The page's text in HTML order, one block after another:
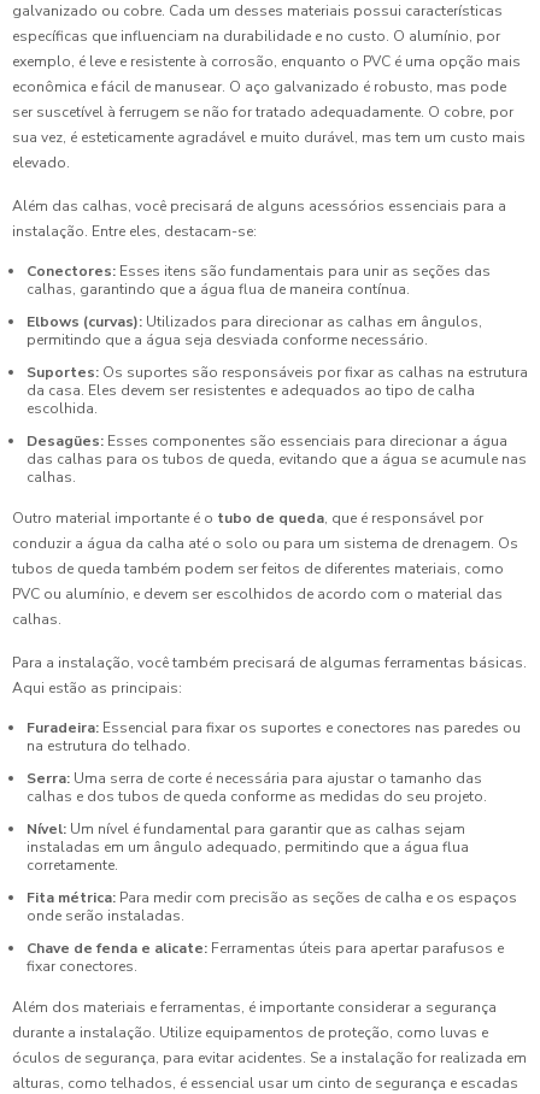
galvanizado ou cobre. Cada um desses materiais possui características
específicas que influenciam na durabilidade e no custo. O alumínio, por
exemplo, é leve e resistente à corrosão, enquanto o PVC é uma opção mais
econômica e fácil de manusear. O aço galvanizado é robusto, mas pode
ser suscetível à ferrugem se não for tratado adequadamente. O cobre, por
sua vez, é esteticamente agradável e muito durável, mas tem um custo mais
elevado.
Além das calhas, você precisará de alguns acessórios essenciais para a
instalação. Entre eles, destacam-se:
Conectores: Esses itens são fundamentais para unir as seções das
calhas, garantindo que a água flua de maneira contínua.
Elbows (curvas): Utilizados para direcionar as calhas em ângulos,
permitindo que a água seja desviada conforme necessário.
Suportes: Os suportes são responsáveis por fixar as calhas na estrutura
da casa. Eles devem ser resistentes e adequados ao tipo de calha
escolhida.
Desagües: Esses componentes são essenciais para direcionar a água
das calhas para os tubos de queda, evitando que a água se acumule nas
calhas.
Outro material importante é o tubo de queda, que é responsável por
conduzir a água da calha até o solo ou para um sistema de drenagem. Os
tubos de queda também podem ser feitos de diferentes materiais, como
PVC ou alumínio, e devem ser escolhidos de acordo com o material das
calhas.
Para a instalação, você também precisará de algumas ferramentas básicas.
Aqui estão as principais:
Furadeira: Essencial para fixar os suportes e conectores nas paredes ou
na estrutura do telhado.
Serra: Uma serra de corte é necessária para ajustar o tamanho das
calhas e dos tubos de queda conforme as medidas do seu projeto.
Nível: Um nível é fundamental para garantir que as calhas sejam
instaladas em um ângulo adequado, permitindo que a água flua
corretamente.
Fita métrica: Para medir com precisão as seções de calha e os espaços
onde serão instaladas.
Chave de fenda e alicate: Ferramentas úteis para apertar parafusos e
fixar conectores.
Além dos materiais e ferramentas, é importante considerar a segurança
durante a instalação. Utilize equipamentos de proteção, como luvas e
óculos de segurança, para evitar acidentes. Se a instalação for realizada em
alturas, como telhados, é essencial usar um cinto de segurança e escadas